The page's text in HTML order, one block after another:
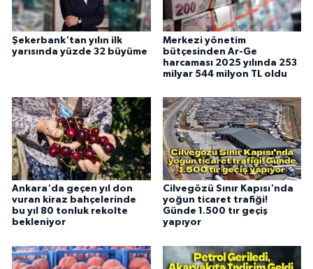
Şekerbank'tan yılın ilk
yarısında yüzde 32 büyüme
Merkezi yönetim
bütçesinden Ar-Ge
harcaması 2025 yılında 253
milyar 544 milyon TL oldu
Ankara'da geçen yıl don
vuran kiraz bahçelerinde
bu yıl 80 tonluk rekolte
bekleniyor
Cilvegözü Sınır Kapısı'nda
yoğun ticaret trafiği!
Günde 1.500 tır geçiş
yapıyor